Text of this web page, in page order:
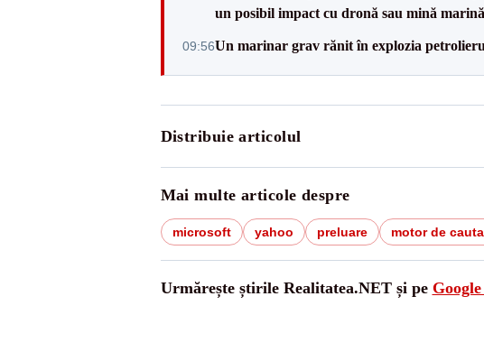
un posibil impact cu dronă sau mină marină
09:56Un marinar grav rănit în explozia
Distribuie articolul
Mai multe articole despre
microsoft yahoo preluare motor de
Urmărește știrile Realitatea.NET și pe